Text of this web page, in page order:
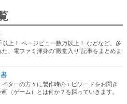
上！ ページビュー数万以上！ などなど。多
、電ファミ渾身の“殿堂入り”記事をまとめま
ターの方々に製作時のエピソードをお聞き
（ゲーム）とは何か？を探っていきます。